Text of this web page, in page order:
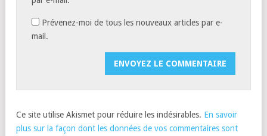
Prévenez-moi de tous les nouveaux articles par e-
mail.
Ce site utilise Akismet pour réduire les indésirables. En savoir
plus sur la façon dont les données de vos commentaires sont